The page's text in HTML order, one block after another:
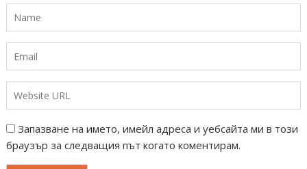
Запазване на името, имейл адреса и уебсайта ми в този
браузър за следващия път когато коментирам.